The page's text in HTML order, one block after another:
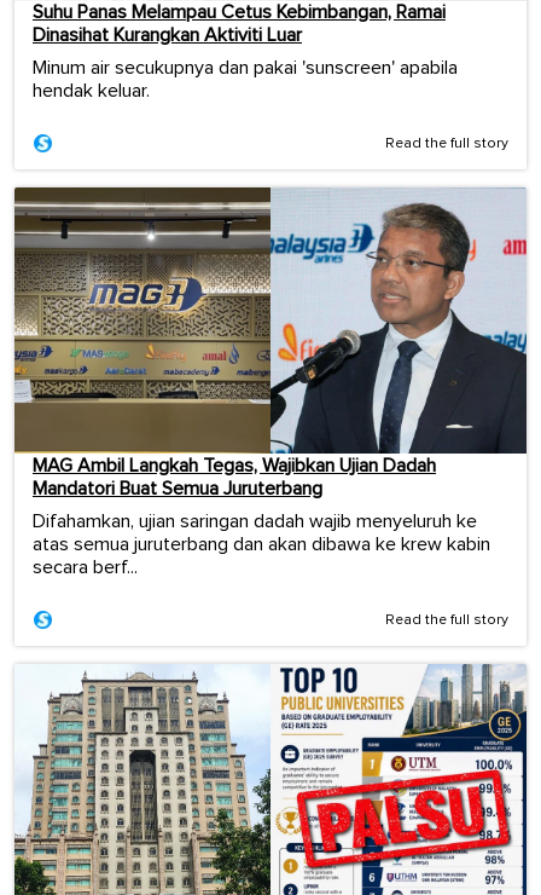
Suhu Panas Melampau Cetus Kebimbangan, Ramai
Dinasihat Kurangkan Aktiviti Luar
Minum air secukupnya dan pakai 'sunscreen' apabila
hendak keluar.
Read the full story
MAG Ambil Langkah Tegas, Wajibkan Ujian Dadah
Mandatori Buat Semua Juruterbang
Difahamkan, ujian saringan dadah wajib menyeluruh ke
atas semua juruterbang dan akan dibawa ke krew kabin
secara berf...
Read the full story